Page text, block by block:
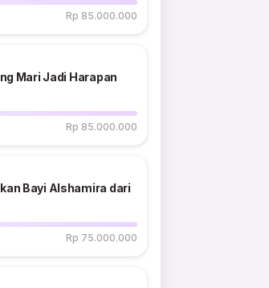
Rp 85.000.000
Mari Jadi Harapan
Rp 85.000.000
Bayi Alshamira dari
Rp 75.000.000